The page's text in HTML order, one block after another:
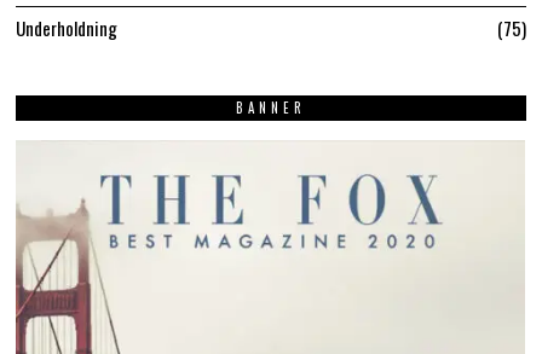
Underholdning
75
BANNER